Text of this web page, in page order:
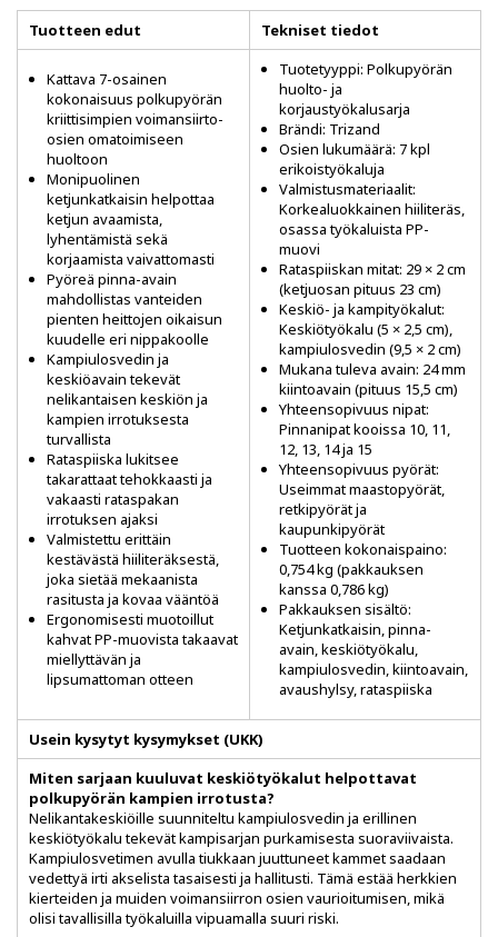
Tuotteen edut Tekniset tiedot
Kattava 7-osainen
kokonaisuus polkupyörän
kriittisimpien voimansiirto-
osien omatoimiseen
huoltoon
Monipuolinen
ketjunkatkaisin helpottaa
ketjun avaamista,
lyhentämistä sekä
korjaamista vaivattomasti
Pyöreä pinna-avain
mahdollistas vanteiden
pienten heittojen oikaisun
kuudelle eri nippakoolle
Kampiulosvedin ja
keskiöavain tekevät
nelikantaisen keskiön ja
kampien irrotuksesta
turvallista
Rataspiiska lukitsee
takarattaat tehokkaasti ja
vakaasti rataspakan
irrotuksen ajaksi
Valmistettu erittäin
kestävästä hiiliteräksestä,
joka sietää mekaanista
rasitusta ja kovaa vääntöä
Ergonomisesti muotoillut
kahvat PP-muovista takaavat
miellyttävän ja
lipsumattoman otteen
Tuotetyyppi: Polkupyörän
huolto- ja
korjaustyökalusarja
Brändi: Trizand
Osien lukumäärä: 7 kpl
erikoistyökaluja
Valmistusmateriaalit:
Korkealuokkainen hiiliteräs,
osassa työkaluista PP-
muovi
Rataspiiskan mitat: 29 × 2 cm
(ketjuosan pituus 23 cm)
Keskiö- ja kampityökalut:
Keskiötyökalu (5 × 2,5 cm),
kampiulosvedin (9,5 × 2 cm)
Mukana tuleva avain: 24 mm
kiintoavain (pituus 15,5 cm)
Yhteensopivuus nipat:
Pinnanipat kooissa 10, 11,
12, 13, 14 ja 15
Yhteensopivuus pyörät:
Useimmat maastopyörät,
retkipyörät ja
kaupunkipyörät
Tuotteen kokonaispaino:
0,754 kg (pakkauksen
kanssa 0,786 kg)
Pakkauksen sisältö:
Ketjunkatkaisin, pinna-
avain, keskiötyökalu,
kampiulosvedin, kiintoavain,
avaushylsy, rataspiiska
Usein kysytyt kysymykset (UKK)
Miten sarjaan kuuluvat keskiötyökalut helpottavat
polkupyörän kampien irrotusta?
Nelikantakeskiöille suunniteltu kampiulosvedin ja erillinen
keskiötyökalu tekevät kampisarjan purkamisesta suoraviivaista.
Kampiulosvetimen avulla tiukkaan juuttuneet kammet saadaan
vedettyä irti akselista tasaisesti ja hallitusti. Tämä estää herkkien
kierteiden ja muiden voimansiirron osien vaurioitumisen, mikä
olisi tavallisilla työkaluilla vipuamalla suuri riski.